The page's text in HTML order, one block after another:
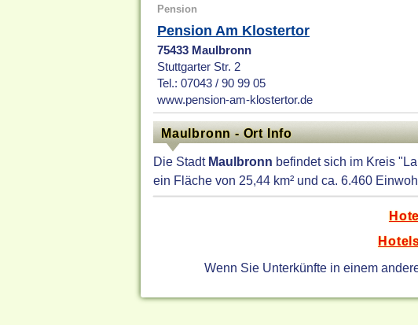
Pension
Pension Am Klostertor
75433 Maulbronn
Stuttgarter Str. 2
Tel.: 07043 / 90 99 05
www.pension-am-klostertor.de
Maulbronn - Ort Info
Die Stadt Maulbronn befindet sich im Kreis
ein Fläche von 25,44 km² und ca. 6.460
Wenn Sie Unterkünfte in einem